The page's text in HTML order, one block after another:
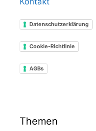
Datenschutzerklärung
Cookie-Richtlinie
AGBs
Themen